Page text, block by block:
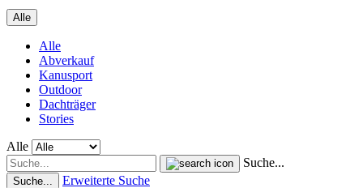
Alle
Alle
Abverkauf
Kanusport
Outdoor
Dachträger
Stories
Alle
Suche...
Suche... Erweiterte Suche